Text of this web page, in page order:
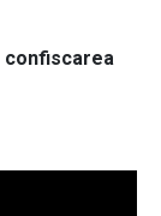
confiscarea